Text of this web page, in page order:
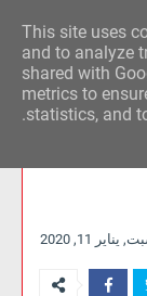
للآراء
يناير 11, 2020
This site uses
and to analyze
shared with
metrics to
statistics, and